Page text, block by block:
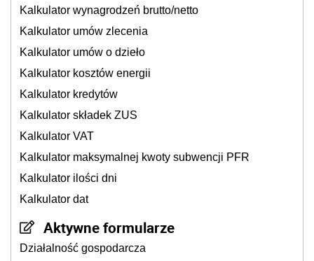
Kalkulator wynagrodzeń brutto/netto
Kalkulator umów zlecenia
Kalkulator umów o dzieło
Kalkulator kosztów energii
Kalkulator kredytów
Kalkulator składek ZUS
Kalkulator VAT
Kalkulator maksymalnej kwoty subwencji PFR
Kalkulator ilości dni
Kalkulator dat
Aktywne formularze
Działalność gospodarcza